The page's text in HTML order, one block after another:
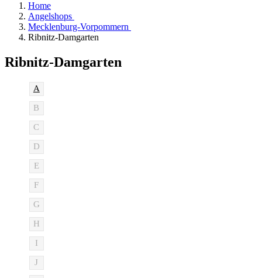
Home
Angelshops
Mecklenburg-Vorpommern
Ribnitz-Damgarten
Ribnitz-Damgarten
A
B
C
D
E
F
G
H
I
J